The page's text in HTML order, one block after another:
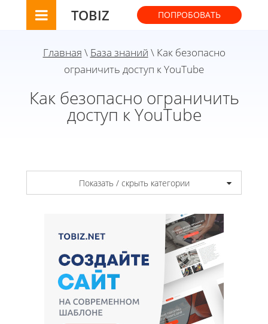
TOBIZ ПОПРОБОВАТЬ
Главная \ База знаний \ Как безопасно
ограничить доступ к YouTube
Как безопасно ограничить
доступ к YouTube
Показать / скрыть категории